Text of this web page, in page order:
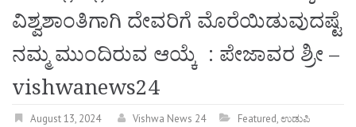
ವಿಶ್ವಶಾಂತಿಗಾಗಿ ದೇವರಿಗೆ ಮೊರೆಯಿಡುವುದಷ್ಟೆ
ನಮ್ಮ ಮುಂದಿರುವ ಆಯ್ಕೆ : ಪೇಜಾವರ ಶ್ರೀ –
vishwanews24
August 13, 2024 Vishwa News 24 Featured,ಉಡುಪಿ